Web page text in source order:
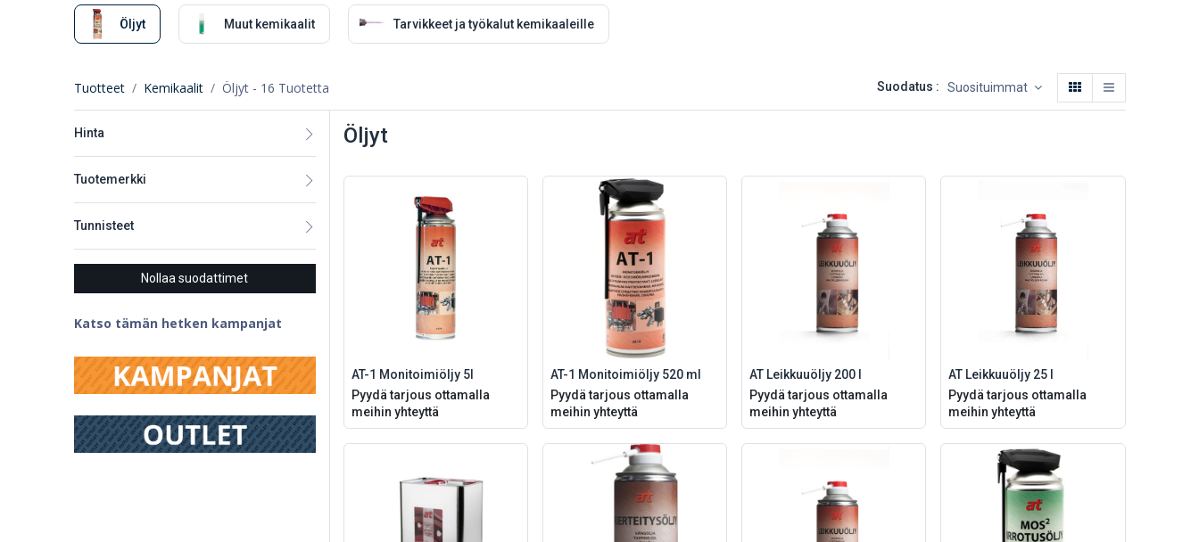
Öljyt Muut kemikaalit Tarvikkeet ja työkalut kemikaaleille
Tuotteet Kemikaalit Öljyt- 16 Tuotetta Suodatus : Suosituimmat
Hinta
Tuotemerkki
Tunnisteet
Nollaa suodattimet
Katso tämän hetken kampanjat
Öljyt
AT-1 Monitoimiöljy 5l
Pyydä tarjous ottamalla
meihin yhteyttä
AT-1 Monitoimiöljy 520 ml
Pyydä tarjous ottamalla
meihin yhteyttä
AT Leikkuuöljy 200 l
Pyydä tarjous ottamalla
meihin yhteyttä
AT Leikkuuöljy 25 l
Pyydä tarjous ottamalla
meihin yhteyttä